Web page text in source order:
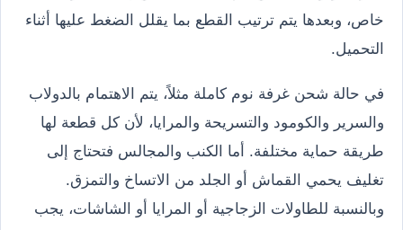
خاص، وبعدها يتم ترتيب القطع بما يقلل الضغط عليها أثناء
التحميل.
في حالة شحن غرفة نوم كاملة مثلاً، يتم الاهتمام بالدولاب
والسرير والكومود والتسريحة والمرايا، لأن كل قطعة لها
طريقة حماية مختلفة. أما الكنب والمجالس فتحتاج إلى
تغليف يحمي القماش أو الجلد من الاتساخ والتمزق.
وبالنسبة للطاولات الزجاجية أو المرايا أو الشاشات، يجب